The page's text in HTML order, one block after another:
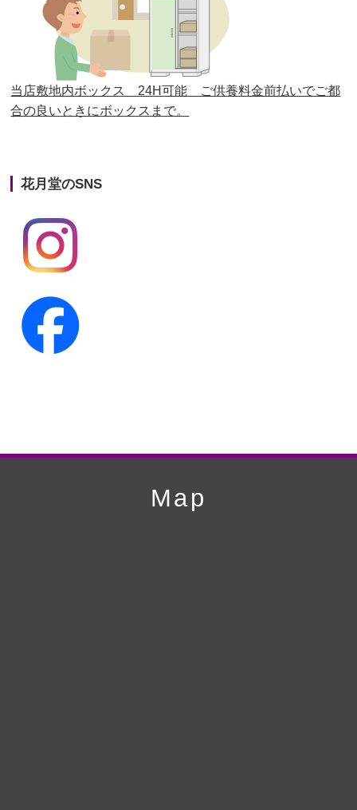
第25回人形供養祭 平成28年6月16日(木)
第24回人形供養祭 平成27年11月27日
第23回人形供養祭平成26年12月5日
第22回人形供養祭平成26年4月28日
第20回人形供養祭
第19回人形供養祭
第18回人形供養祭
第16回人形供養祭
第15回人形供養祭
第12回人形供養祭平成22年3月9日
平成21年12月4日
当店敷地内ボックス 24H可能 ご供養料金前払いでご都
合の良いときにボックスまで。
花月堂のSNS
Map